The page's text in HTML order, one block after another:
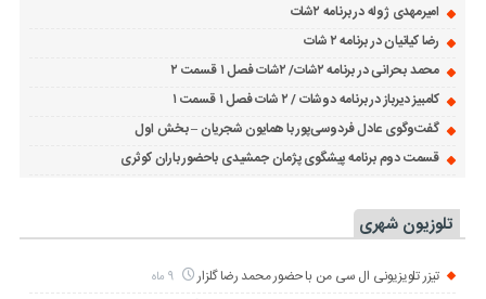
امیرمهدی ژوله در برنامه ۲شات
رضا کیانیان در برنامه ۲ شات
محمد بحرانی در برنامه ۲شات/ ۲شات فصل ۱ قسمت ۲
کامبیز دیرباز در برنامه دوشات / ۲ شات فصل ۱ قسمت ۱
گفت‌وگوی عادل فردوسی‌پور با همایون شجریان – بخش اول
قسمت دوم برنامه پیشگوی پژمان جمشیدی باحضور باران کوثری
تلوزیون شهری
تیزر تلویزیونی ال سی من با حضور محمد رضا گلزار 9 ماه